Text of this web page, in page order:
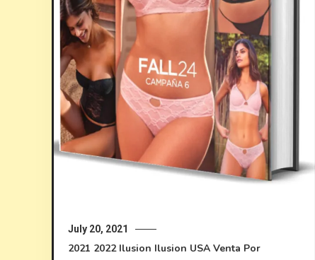
July 20, 2021
2021 2022 Ilusion Ilusion USA Venta Por